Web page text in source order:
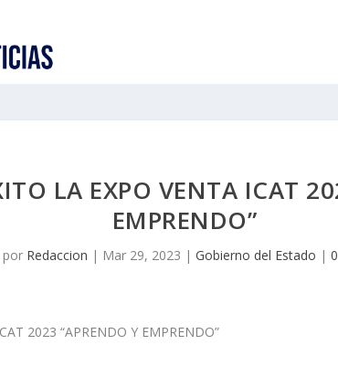
LA EXPO VENTA ICAT
EMPRENDO”
por Redaccion | Mar 29, 2023 | Gobierno del Estado | 0